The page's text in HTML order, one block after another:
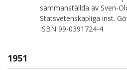
sammanställda av Sven-
Statsvetenskapliga inst.
ISBN 99-0391724-4
1951